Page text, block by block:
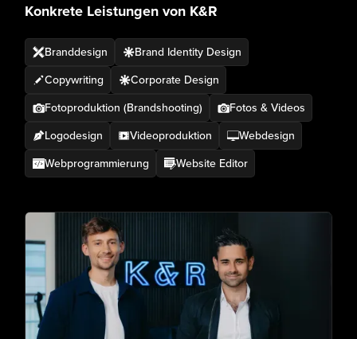
Konkrete Leistungen von K&R
Branddesign
Brand Identity Design
Copywriting
Corporate Design
Fotoproduktion (Brandshooting)
Fotos & Videos
Logodesign
Videoproduktion
Webdesign
Webprogrammierung
Website Editor